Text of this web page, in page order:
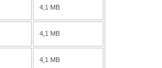
4,1 MB
4,1 MB
4,1 MB